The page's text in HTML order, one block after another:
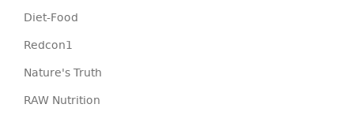
Diet-Food
Redcon1
Nature's Truth
RAW Nutrition